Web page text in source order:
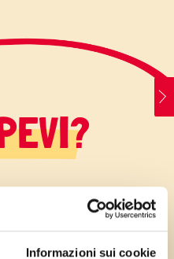
Informazioni sui cookie
è un dolce
periodo di